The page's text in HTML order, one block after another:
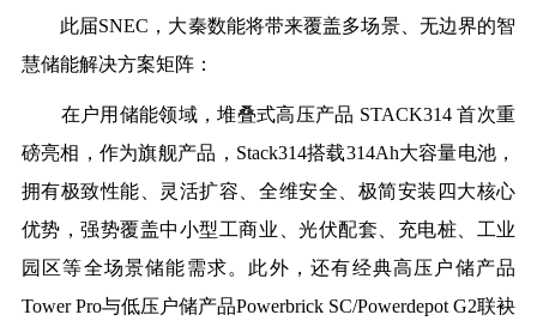
此届SNEC，大秦数能将带来覆盖多场景、无边界的智
慧储能解决方案矩阵：
在户用储能领域，堆叠式高压产品 STACK314 首次重
磅亮相，作为旗舰产品，Stack314搭载314Ah大容量电池，
拥有极致性能、灵活扩容、全维安全、极简安装四大核心
优势，强势覆盖中小型工商业、光伏配套、充电桩、工业
园区等全场景储能需求。此外，还有经典高压户储产品
Tower Pro与低压户储产品Powerbrick SC/Powerdepot G2联袂